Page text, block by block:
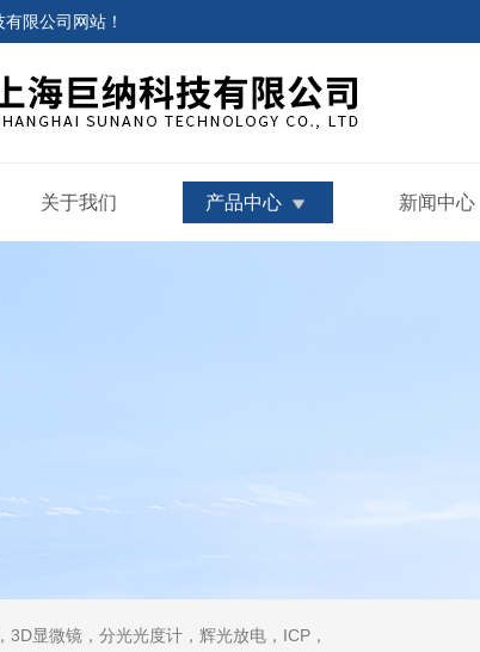
有限公司网站 ！
关于我们 产品中心 新闻中心
3D显微镜，分光光度计，辉光放电，ICP，